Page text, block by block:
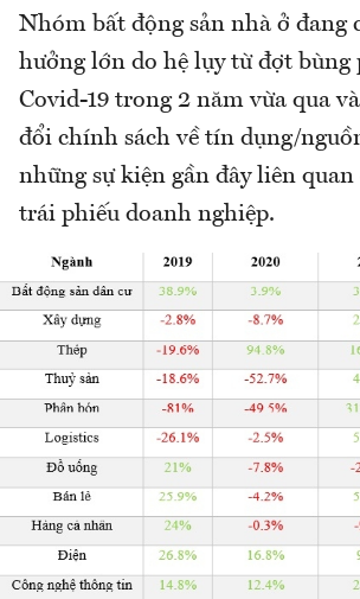
Nhóm bất động sản nhà ở đang
hưởng lớn do hệ lụy từ đợt bùng
Covid-19 trong 2 năm vừa qua
đổi chính sách về tín dụng/
những sự kiện gần đây liên
trái phiếu doanh nghiệp.